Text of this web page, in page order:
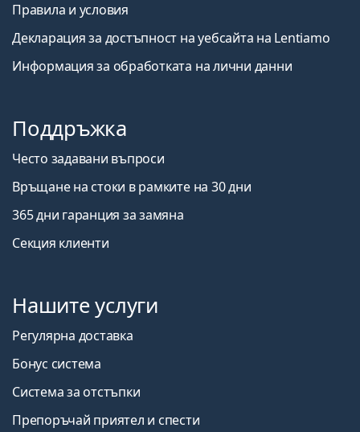
Правила и условия
Декларация за достъпност на уебсайта на Lentiamo
Информация за обработката на лични данни
Поддръжка
Често задавани въпроси
Връщане на стоки в рамките на 30 дни
365 дни гаранция за замяна
Секция клиенти
Нашите услуги
Регулярна доставка
Бонус система
Система за отстъпки
Препоръчай приятел и спести